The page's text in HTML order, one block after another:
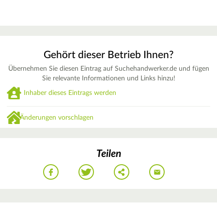
Gehört dieser Betrieb Ihnen?
Übernehmen Sie diesen Eintrag auf Suchehandwerker.de und fügen
Sie relevante Informationen und Links hinzu!
Inhaber dieses Eintrags werden
Änderungen vorschlagen
Teilen